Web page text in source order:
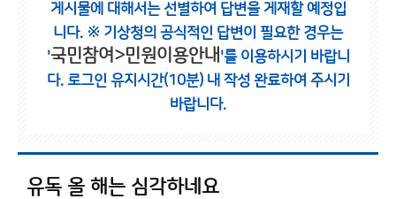
게시물에 대해서는 선별하여 답변을 게재할 예정입
니다. ※ 기상청의 공식적인 답변이 필요한 경우는
'국민참여>민원이용안내 '를 이용하시기 바랍니
다. 로그인 유지시간(10분) 내 작성 완료하여 주시기
바랍니다.
유독 올 해는 심각하네요